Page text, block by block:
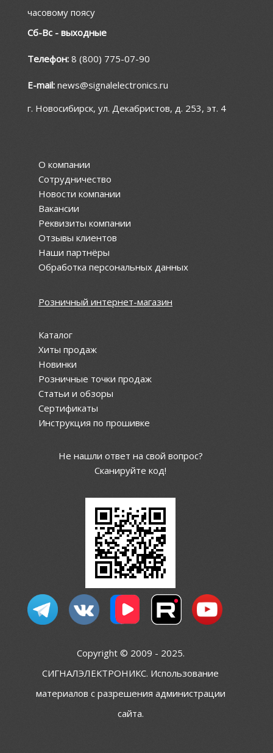
часовому поясу
Сб-Вс - выходные
Телефон: 8 (800) 775-07-90
E-mail: news@signalelectronics.ru
г. Новосибирск, ул. Декабристов, д. 253, эт. 4
О компании
Сотрудничество
Новости компании
Вакансии
Реквизиты компании
Отзывы клиентов
Наши партнёры
Обработка персональных данных
Розничный интернет-магазин
Каталог
Хиты продаж
Новинки
Розничные точки продаж
Статьи и обзоры
Сертификаты
Инструкция по прошивке
Не нашли ответ на свой вопрос?
Сканируйте код!
Copyright © 2009 - 2025.
СИГНАЛЭЛЕКТРОНИКС. Использование
материалов с разрешения администрации
сайта.